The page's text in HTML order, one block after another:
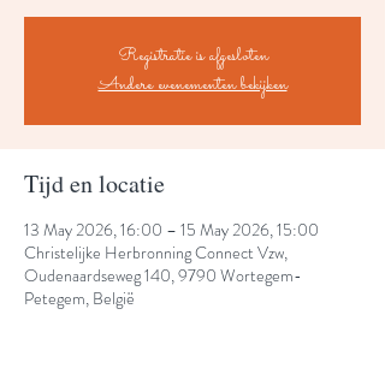
Registratie is afgesloten
Andere evenementen bekijken
Tijd en locatie
13 May 2026, 16:00 – 15 May 2026, 15:00
Christelijke Herbronning Connect Vzw,
Oudenaardseweg 140, 9790 Wortegem-
Petegem, België